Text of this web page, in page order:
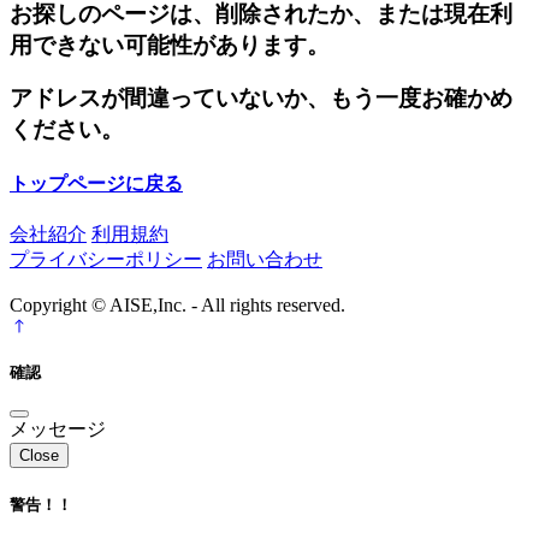
お探しのページは、削除されたか、または現在利
用できない可能性があります。
アドレスが間違っていないか、もう一度お確かめ
ください。
トップページに戻る
会社紹介 利用規約
プライバシーポリシー お問い合わせ
Copyright © AISE,Inc. - All rights reserved.
確認
メッセージ
Close
警告！！